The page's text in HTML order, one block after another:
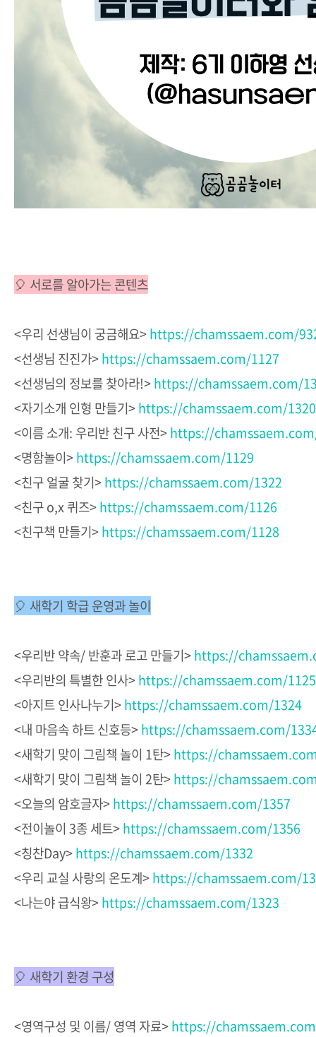
🎈 서로를 알아가는 콘텐츠
<우리 선생님이 궁금해요>https://chamssaem.com/
<선생님 진진가>https://chamssaem.com/1127
<선생님의 정보를 찾아라!>https://chamssaem.com/
<자기소개 인형 만들기>https://chamssaem.com/1320
<이름 소개: 우리반 친구 사전>https://
<명함놀이>https://chamssaem.com/1129
<친구 얼굴 찾기>https://chamssaem.com/1322
<친구 o,x 퀴즈>https://chamssaem.com/1126
<친구책 만들기>https://chamssaem.com/1128
🎈 새학기 학급 운영과 놀이
<우리반 약속/ 반훈과 로고 만들기>https://
<우리반의 특별한 인사>https://chamssaem.com/1125
<아지트 인사나누기>https://chamssaem.com/1324
<내 마음속 하트 신호등>https://chamssaem.com/
<새학기 맞이 그림책 놀이 1탄>https://
<새학기 맞이 그림책 놀이 2탄>https://
<오늘의 암호글자>https://chamssaem.com/1357
<전이놀이 3종 세트>https://chamssaem.com/1356
<칭찬Day>https://chamssaem.com/1332
<우리 교실 사랑의 온도계>https://chamssaem.com/
<나는야 급식왕>https://chamssaem.com/1323
🎈 새학기 환경 구성
<영역구성 및 이름/ 영역 자료>https://